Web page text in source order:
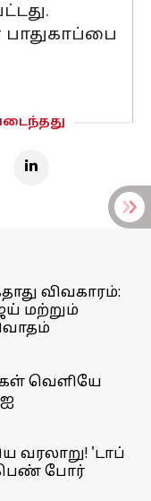
விவகாரம்:
மற்றும்
வெளியே
வரலாறு! 'டாப்
பெண் போர்